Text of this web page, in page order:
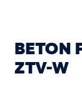
BETON
ZTV-W